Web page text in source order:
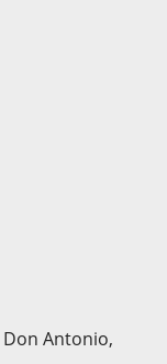
Antonio,